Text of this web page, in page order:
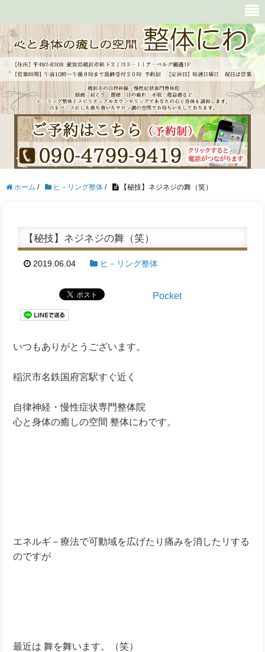
ホーム / ヒ－リング整体 / 【秘技】ネジネジの舞（笑）
【秘技】ネジネジの舞（笑）
2019.06.04 ヒ－リング整体
Pocket
いつもありがとうございます。
稲沢市名鉄国府宮駅すぐ近く
自律神経・慢性症状専門整体院
心と身体の癒しの空間 整体にわです。
エネルギ－療法で可動域を広げたり痛みを消したリする
のですが
最近は 舞を舞います。（笑）